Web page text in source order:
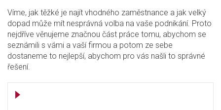
Víme, jak těžké je najít vhodného zaměstnance a jak velký
dopad může mít nesprávná volba na vaše podnikání. Proto
nejdříve věnujeme značnou část práce tomu, abychom se
seznámili s vámi a vaší firmou a potom ze sebe
dostaneme to nejlepší, abychom pro vás našli to správné
řešení.